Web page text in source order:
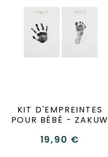
KIT D'EMPREINTES
POUR BÉBÉ - ZAKUW
19,90 €